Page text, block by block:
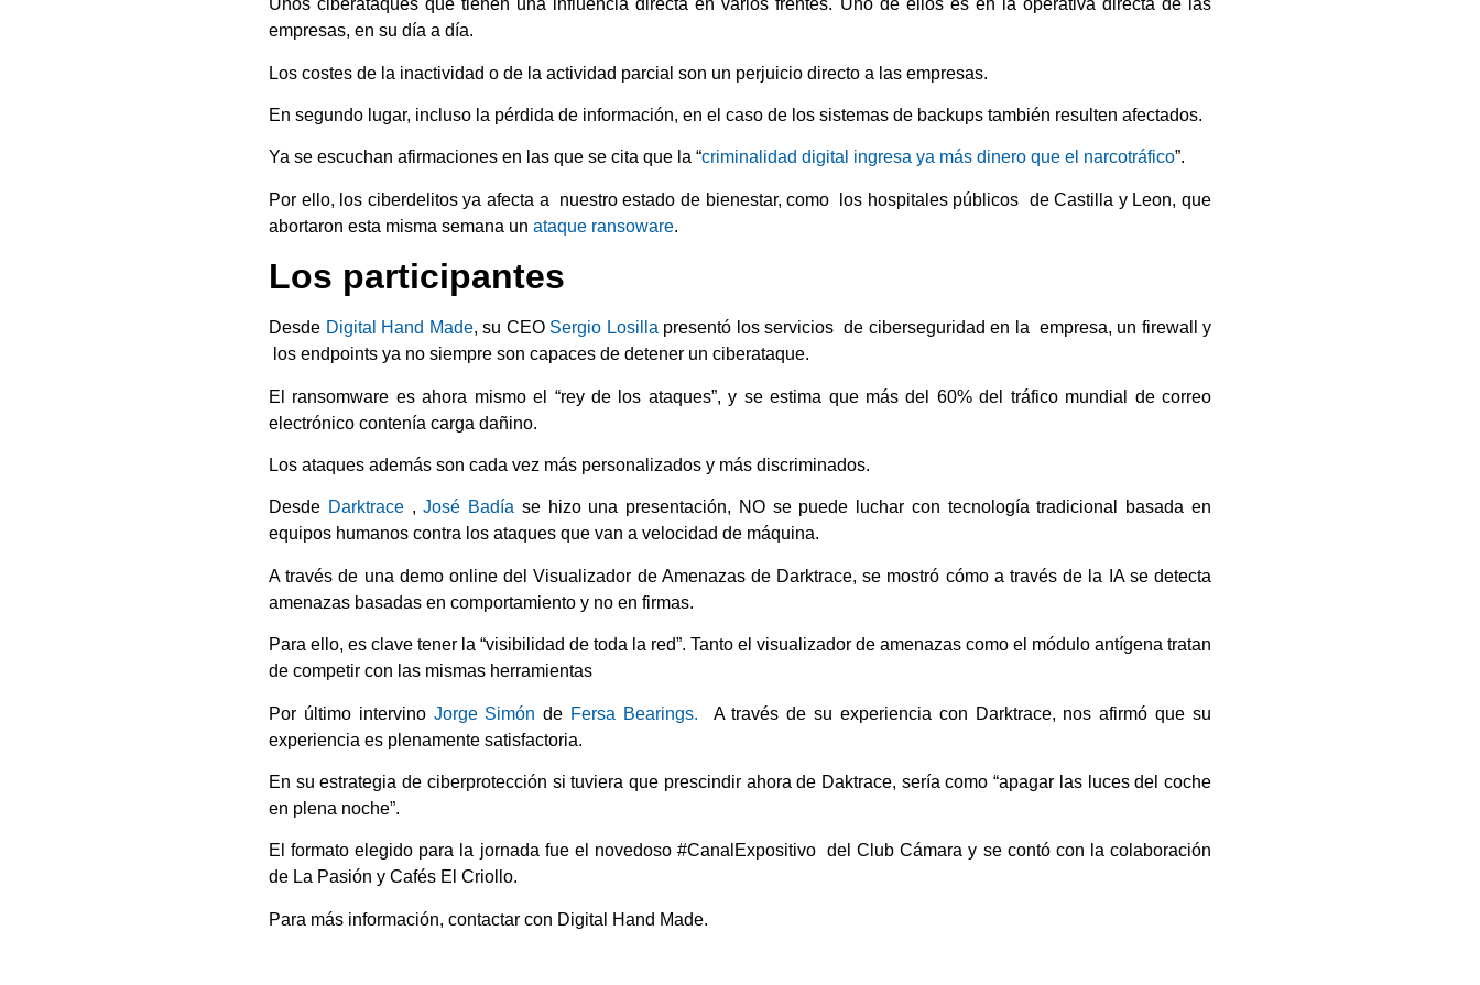
Unos ciberataques que tienen una influencia directa en varios frentes. Uno de ellos es en la operativa directa de las
empresas, en su día a día.
Los costes de la inactividad o de la actividad parcial son un perjuicio directo a las empresas.
En segundo lugar, incluso la pérdida de información, en el caso de los sistemas de backups también resulten afectados.
Ya se escuchan afirmaciones en las que se cita que la “criminalidad digital ingresa ya más dinero que el narcotráfico”.
Por ello, los ciberdelitos ya afecta a nuestro estado de bienestar, como los hospitales públicos de Castilla y Leon, que
abortaron esta misma semana un ataque ransoware.
Los participantes
Desde Digital Hand Made, su CEO Sergio Losilla presentó los servicios de ciberseguridad en la empresa, un firewall y
los endpoints ya no siempre son capaces de detener un ciberataque.
El ransomware es ahora mismo el “rey de los ataques”, y se estima que más del 60% del tráfico mundial de correo
electrónico contenía carga dañino.
Los ataques además son cada vez más personalizados y más discriminados.
Desde Darktrace,José Badía se hizo una presentación, NO se puede luchar con tecnología tradicional basada en
equipos humanos contra los ataques que van a velocidad de máquina.
A través de una demo online del Visualizador de Amenazas de Darktrace, se mostró cómo a través de la IA se detecta
amenazas basadas en comportamiento y no en firmas.
Para ello, es clave tener la “visibilidad de toda la red”. Tanto el visualizador de amenazas como el módulo antígena tratan
de competir con las mismas herramientas
Por último intervino Jorge Simón de Fersa Bearings.
A través de su experiencia con Darktrace, nos afirmó que su
experiencia es plenamente satisfactoria.
En su estrategia de ciberprotección si tuviera que prescindir ahora de Daktrace, sería como “apagar las luces del coche
en plena noche”.
El formato elegido para la jornada fue el novedoso #CanalExpositivo del Club Cámara y se contó con la colaboración
de La Pasión y Cafés El Criollo.
Para más información, contactar con Digital Hand Made.